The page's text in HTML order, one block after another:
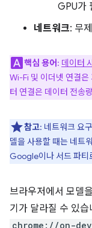
GPU가
네트워크: 무
핵심 용어: 데이터
Wi-Fi 및 이더넷 연결은
터 연결은 데이터 전송
참고: 네트워크 요
델을 사용할 때는 네트
Google이나 서드 파티
브라우저에서 모델
기가 달라질 수 있
chrome://on-